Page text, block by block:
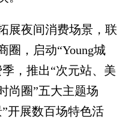
夜间消费场景，联
圈，启动“Young城
季，推出“次元站、美
尚圈”五大主题场
开展数百场特色活